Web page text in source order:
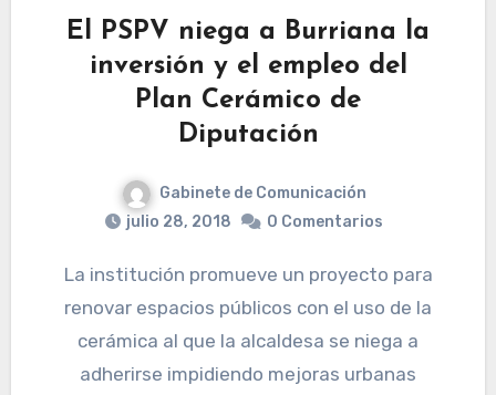
El PSPV niega a Burriana la
inversión y el empleo del
Plan Cerámico de
Diputación
Gabinete de Comunicación
julio 28, 2018
0 Comentarios
La institución promueve un proyecto para
renovar espacios públicos con el uso de la
cerámica al que la alcaldesa se niega a
adherirse impidiendo mejoras urbanas